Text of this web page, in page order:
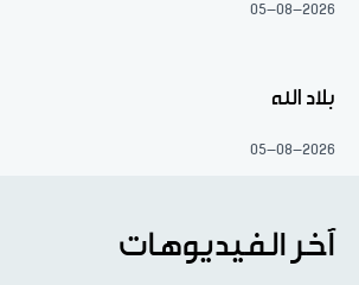
05-08-2026
بلاد الله
05-08-2026
آخر الفيديوهات